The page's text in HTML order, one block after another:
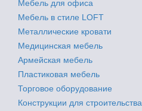
Мебель для офиса
Мебель в стиле LOFT
Металлические кровати
Медицинская мебель
Армейская мебель
Пластиковая мебель
Торговое оборудование
Конструкции для строительства